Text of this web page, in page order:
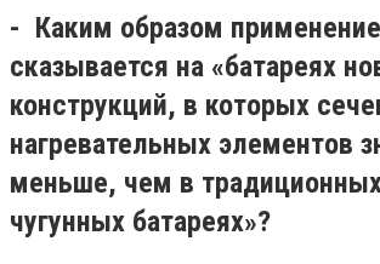
- Каким образом применение
сказывается на «батареях
конструкций, в которых
нагревательных элементов
меньше, чем в
чугунных батареях»?